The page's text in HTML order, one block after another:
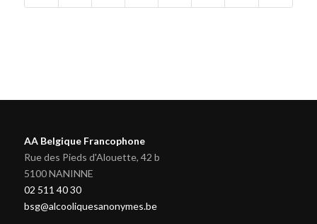
AA Belgique Francophone
Rue des Pieds d'Alouette, 42 b
5100 NANINNE
02 511 40 30
bsg@alcooliquesanonymes.be